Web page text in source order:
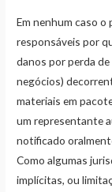
Em nenhum caso
responsáveis ​​por
danos por perda
negócios)
materiais em
um representante
notificado
Como algumas
implícitas, ou